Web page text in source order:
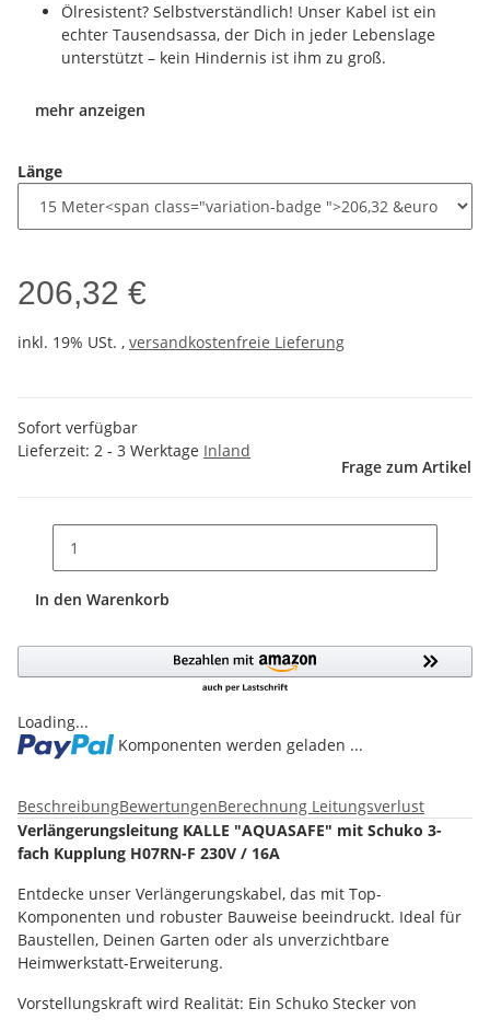
Ölresistent? Selbstverständlich! Unser Kabel ist ein
echter Tausendsassa, der Dich in jeder Lebenslage
unterstützt – kein Hindernis ist ihm zu groß.
mehr anzeigen
Länge
206,32 €
inkl. 19% USt. , versandkostenfreie Lieferung
Sofort verfügbar
Lieferzeit: 2 - 3 Werktage Inland
Frage zum Artikel
In den Warenkorb
Loading...
Komponenten werden geladen ...
BeschreibungBewertungenBerechnung Leitungsverlust
Verlängerungsleitung KALLE "AQUASAFE" mit Schuko 3-
fach Kupplung H07RN-F 230V / 16A
Entdecke unser Verlängerungskabel, das mit Top-
Komponenten und robuster Bauweise beeindruckt. Ideal für
Baustellen, Deinen Garten oder als unverzichtbare
Heimwerkstatt-Erweiterung.
Vorstellungskraft wird Realität: Ein Schuko Stecker von